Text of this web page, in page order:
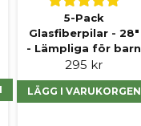
5-Pack
Glasfiberpilar - 28"
- Lämpliga för barn
295 kr
LÄGG I VARUKORGEN